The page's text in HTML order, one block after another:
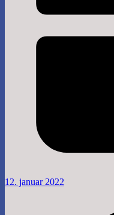
12. januar 2022